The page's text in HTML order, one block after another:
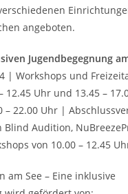
angeboten.
Jugendbegegnung
| Workshops und
12.45 Uhr und 13.45 –
– 22.00 Uhr |
Blind Audition,
von 10.00 – 12.45
am See – Eine inklusive